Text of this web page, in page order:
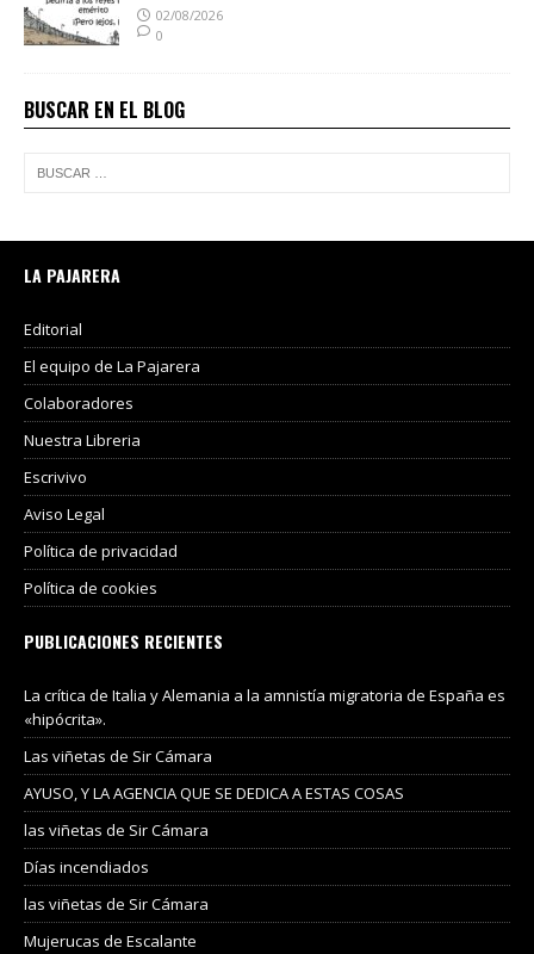
02/08/2026
0
BUSCAR EN EL BLOG
LA PAJARERA
Editorial
El equipo de La Pajarera
Colaboradores
Nuestra Libreria
Escrivivo
Aviso Legal
Política de privacidad
Política de cookies
PUBLICACIONES RECIENTES
La crítica de Italia y Alemania a la amnistía migratoria de España es
«hipócrita».
Las viñetas de Sir Cámara
AYUSO, Y LA AGENCIA QUE SE DEDICA A ESTAS COSAS
las viñetas de Sir Cámara
Días incendiados
las viñetas de Sir Cámara
Mujerucas de Escalante